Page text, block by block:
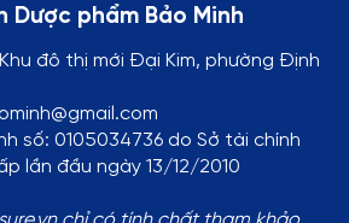
Dược phẩm Bảo Minh
đô thị mới Đại Kim, phường Định
số: 0105034736 do Sở tài chính
lần đầu ngày 13/12/2010